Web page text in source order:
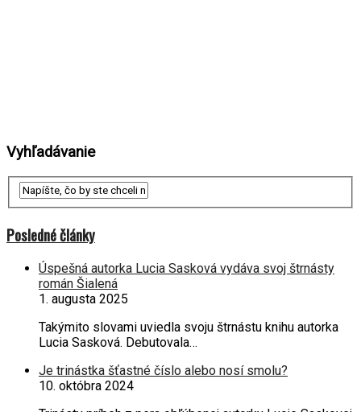
Vyhľadávanie
Posledné články
Úspešná autorka Lucia Sasková vydáva svoj štrnásty
román Šialená
1. augusta 2025
Takýmito slovami uviedla svoju štrnástu knihu autorka
Lucia Sasková. Debutovala…
Je trinástka šťastné číslo alebo nosí smolu?
10. októbra 2024